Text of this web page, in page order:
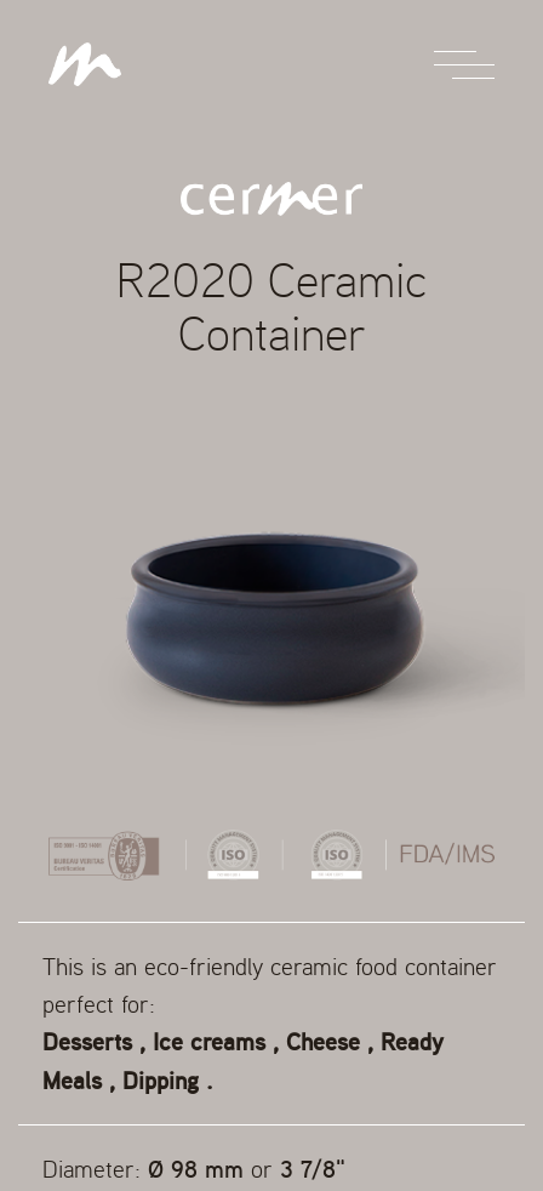
R2020 Ceramic
Container
This is an eco-friendly ceramic food container
perfect for:
Desserts , Ice creams , Cheese , Ready
Meals , Dipping .
Diameter: Ø 98 mm or 3 7/8"